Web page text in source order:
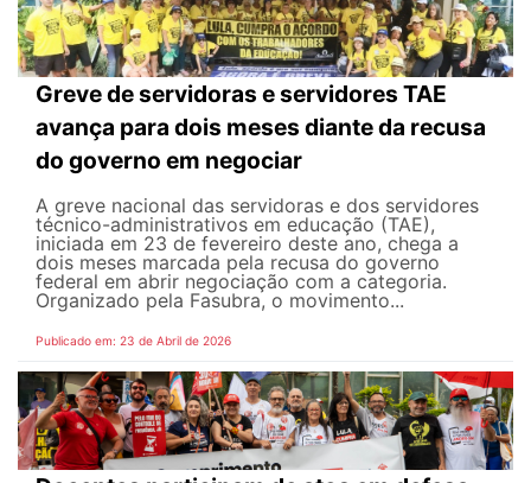
Greve de servidoras e servidores TAE
avança para dois meses diante da recusa
do governo em negociar
A greve nacional das servidoras e dos servidores
técnico-administrativos em educação (TAE),
iniciada em 23 de fevereiro deste ano, chega a
dois meses marcada pela recusa do governo
federal em abrir negociação com a categoria.
Organizado pela Fasubra, o movimento...
Publicado em: 23 de Abril de 2026